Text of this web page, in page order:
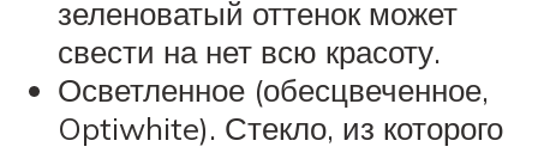
зеленоватый оттенок может
свести на нет всю красоту.
Осветленное (обесцвеченное,
Optiwhite). Стекло, из которого